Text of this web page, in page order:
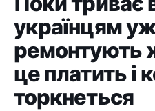
українцям
ремонтують
це платить і
торкнеться